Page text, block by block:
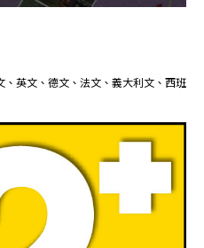
英文、德文、法文、義大利文、西班